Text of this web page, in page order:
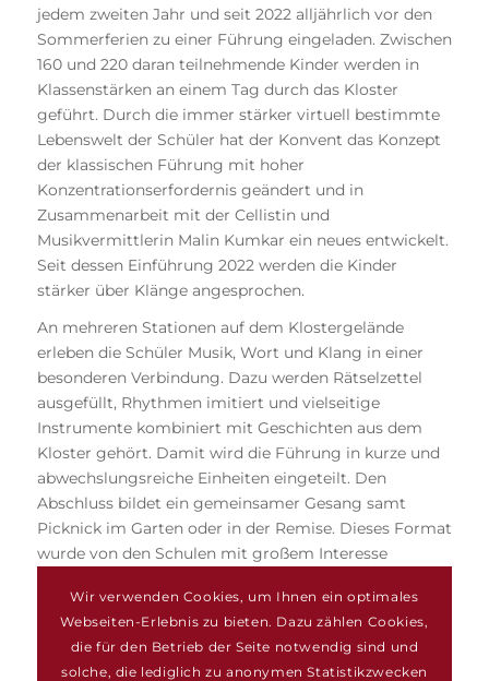
jedem zweiten Jahr und seit 2022 alljährlich vor den
Sommerferien zu einer Führung eingeladen. Zwischen
160 und 220 daran teilnehmende Kinder werden in
Klassenstärken an einem Tag durch das Kloster
geführt. Durch die immer stärker virtuell bestimmte
Lebenswelt der Schüler hat der Konvent das Konzept
der klassischen Führung mit hoher
Konzentrationserfordernis geändert und in
Zusammenarbeit mit der Cellistin und
Musikvermittlerin Malin Kumkar ein neues entwickelt.
Seit dessen Einführung 2022 werden die Kinder
stärker über Klänge angesprochen.
An mehreren Stationen auf dem Klostergelände
erleben die Schüler Musik, Wort und Klang in einer
besonderen Verbindung. Dazu werden Rätselzettel
ausgefüllt, Rhythmen imitiert und vielseitige
Instrumente kombiniert mit Geschichten aus dem
Kloster gehört. Damit wird die Führung in kurze und
abwechslungsreiche Einheiten eingeteilt. Den
Abschluss bildet ein gemeinsamer Gesang samt
Picknick im Garten oder in der Remise. Dieses Format
wurde von den Schulen mit großem Interesse
Kloster Walsrode 2021 vom Heidekreis als
außerschulischer Lernort anerkannt worden ist.
Das daneben alljährlich am 24. Juni, dem Johannistag,
Wir verwenden Cookies, um Ihnen ein optimales
Webseiten-Erlebnis zu bieten. Dazu zählen Cookies,
die für den Betrieb der Seite notwendig sind und
solche, die lediglich zu anonymen Statistikzwecken